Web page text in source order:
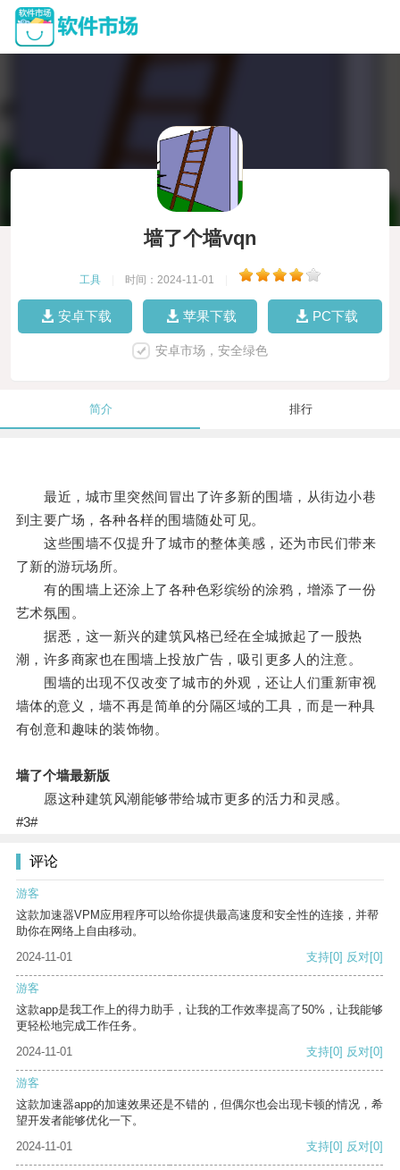
墙了个墙vqn
工具 时间：2024-11-01
安卓下载 苹果下载 PC下载
安卓市场，安全绿色
简介 排行
最近，城市里突然间冒出了许多新的围墙，从街边小巷
到主要广场，各种各样的围墙随处可见。
这些围墙不仅提升了城市的整体美感，还为市民们带来
了新的游玩场所。
有的围墙上还涂上了各种色彩缤纷的涂鸦，增添了一份
艺术氛围。
据悉，这一新兴的建筑风格已经在全城掀起了一股热
潮，许多商家也在围墙上投放广告，吸引更多人的注意。
围墙的出现不仅改变了城市的外观，还让人们重新审视
墙体的意义，墙不再是简单的分隔区域的工具，而是一种具
有创意和趣味的装饰物。
墙了个墙最新版
愿这种建筑风潮能够带给城市更多的活力和灵感。
#3#
评论
游客
这款加速器VPM应用程序可以给你提供最高速度和安全性的连接，并帮
助你在网络上自由移动。
2024-11-01
支持[0] 反对[0]
游客
这款app是我工作上的得力助手，让我的工作效率提高了50%，让我能够
更轻松地完成工作任务。
2024-11-01
支持[0] 反对[0]
游客
这款加速器app的加速效果还是不错的，但偶尔也会出现卡顿的情况，希
望开发者能够优化一下。
2024-11-01
支持[0] 反对[0]